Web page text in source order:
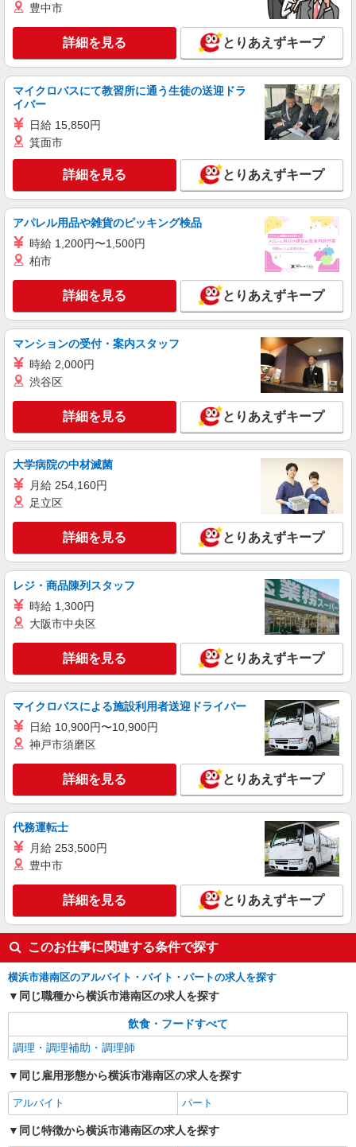
時給1,688円
神奈川県横浜市港南区上大岡西1-15-
1CAMIO 1F
キープ 詳細を見る
アルバイト パート
すき家 上大岡カミオ店
すき家の店舗スタッフ（接客・調理・清掃な
ど）
時給1,350円 ※22:00〜翌5:00：時給1,688円 ※
高校生時給1,225円 ※早朝手当（5:00〜9:00）時給
＋150円
神奈川県横浜市港南区上大岡西1-15-
1CAMIO 1F
キープ 詳細を見る
アルバイト パート
すき家 横浜日野中央店
すき家の店舗スタッフ（接客・調理・清掃な
神奈川県横浜市港南区日野中央2-42-1
キープ 詳細を見る
アルバイト パート
すき家 港南台店
ど）
時給1,225円 ※22:00〜翌5:00：時給1,532円 ※
高校生時給1,225円 ※早朝手当（5:00〜9:00）時給
＋150円神奈川県横浜市港南区港南台4-3-1ビ-バ-ビル1F
キープ 詳細を見る
パート
すき家 下永谷店
すき家の店舗スタッフ（接客・調理・清掃な
ど）
時給1,688円
神奈川県横浜市港南区下永谷5-1-15
キープ 詳細を見る
すき家 港南台店
すき家の店舗スタッフ（接客・調理・清掃な
時給1,532円
神奈川県横浜市港南区港南台4-3-1ビ-バ-ビル1F
キープ
豊中市
詳細を見る とりあえずキープ
マイクロバスにて教習所に通う生徒の送迎ドラ
イバー
日給 15,850円
箕面市
詳細を見る とりあえずキープ
アパレル用品や雑貨のピッキング検品
時給 1,200円〜1,500円
柏市
詳細を見る とりあえずキープ
マンションの受付・案内スタッフ
時給 2,000円
渋谷区
詳細を見る とりあえずキープ
大学病院の中材滅菌
月給 254,160円
足立区
詳細を見る とりあえずキープ
レジ・商品陳列スタッフ
時給 1,300円
大阪市中央区
詳細を見る とりあえずキープ
マイクロバスによる施設利用者送迎ドライバー
日給 10,900円〜10,900円
神戸市須磨区
詳細を見る とりあえずキープ
代務運転士
月給 253,500円
豊中市
詳細を見る とりあえずキープ
このお仕事に関連する条件で探す
横浜市港南区のアルバイト・バイト・パートの求人を探す
同じ職種から横浜市港南区の求人を探す
飲食・フードすべて
調理・調理補助・調理師
同じ雇用形態から横浜市港南区の求人を探す
アルバイト パート
同じ特徴から横浜市港南区の求人を探す